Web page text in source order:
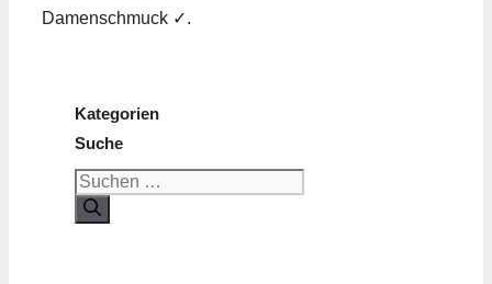
Damenschmuck ✓.
Kategorien
Suche
Suchen
nach: